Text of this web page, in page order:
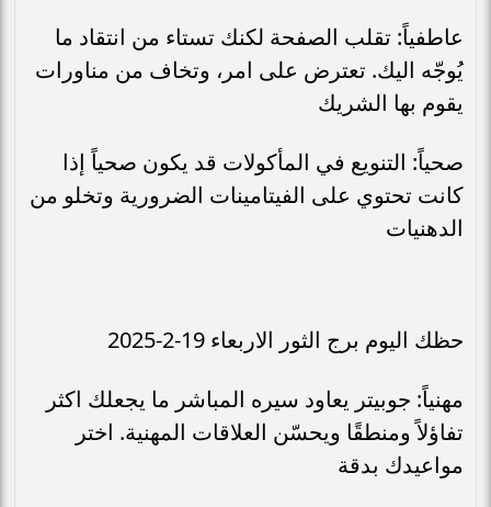
عاطفياً: تقلب الصفحة لكنك تستاء من انتقاد ما
يُوجّه اليك. تعترض على امر، وتخاف من مناورات
يقوم بها الشريك
صحياً: التنويع في المأكولات قد يكون صحياً إذا
كانت تحتوي على الفيتامينات الضرورية وتخلو من
الدهنيات
حظك اليوم برج الثور الاربعاء 19-2-2025
مهنياً: جوبيتر يعاود سيره المباشر ما يجعلك اكثر
تفاؤلاً ومنطقًا ويحسّن العلاقات المهنية. اختر
مواعيدك بدقة